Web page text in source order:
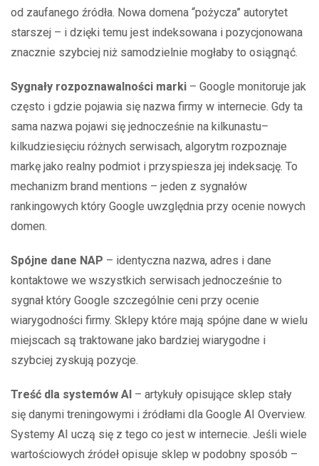
od zaufanego źródła. Nowa domena “pożycza” autorytet
starszej – i dzięki temu jest indeksowana i pozycjonowana
znacznie szybciej niż samodzielnie mogłaby to osiągnąć.
Sygnały rozpoznawalności marki – Google monitoruje jak
często i gdzie pojawia się nazwa firmy w internecie. Gdy ta
sama nazwa pojawi się jednocześnie na kilkunastu–
kilkudziesięciu różnych serwisach, algorytm rozpoznaje
markę jako realny podmiot i przyspiesza jej indeksację. To
mechanizm brand mentions – jeden z sygnałów
rankingowych który Google uwzględnia przy ocenie nowych
domen.
Spójne dane NAP – identyczna nazwa, adres i dane
kontaktowe we wszystkich serwisach jednocześnie to
sygnał który Google szczególnie ceni przy ocenie
wiarygodności firmy. Sklepy które mają spójne dane w wielu
miejscach są traktowane jako bardziej wiarygodne i
szybciej zyskują pozycje.
Treść dla systemów AI – artykuły opisujące sklep stały
się danymi treningowymi i źródłami dla Google AI Overview.
Systemy AI uczą się z tego co jest w internecie. Jeśli wiele
wartościowych źródeł opisuje sklep w podobny sposób –